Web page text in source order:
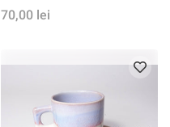
70,00 lei